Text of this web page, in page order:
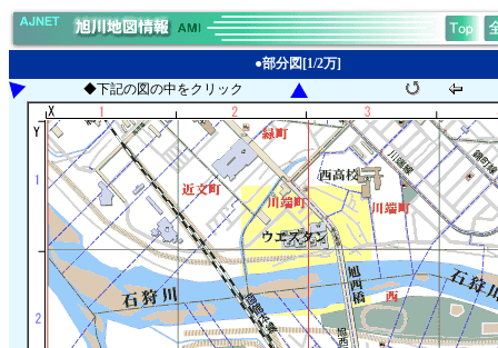
●部分図[1/2万]
◆下記の図の中をクリック